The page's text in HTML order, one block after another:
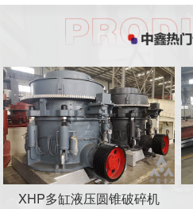
XHP多缸液压圆锥破碎机